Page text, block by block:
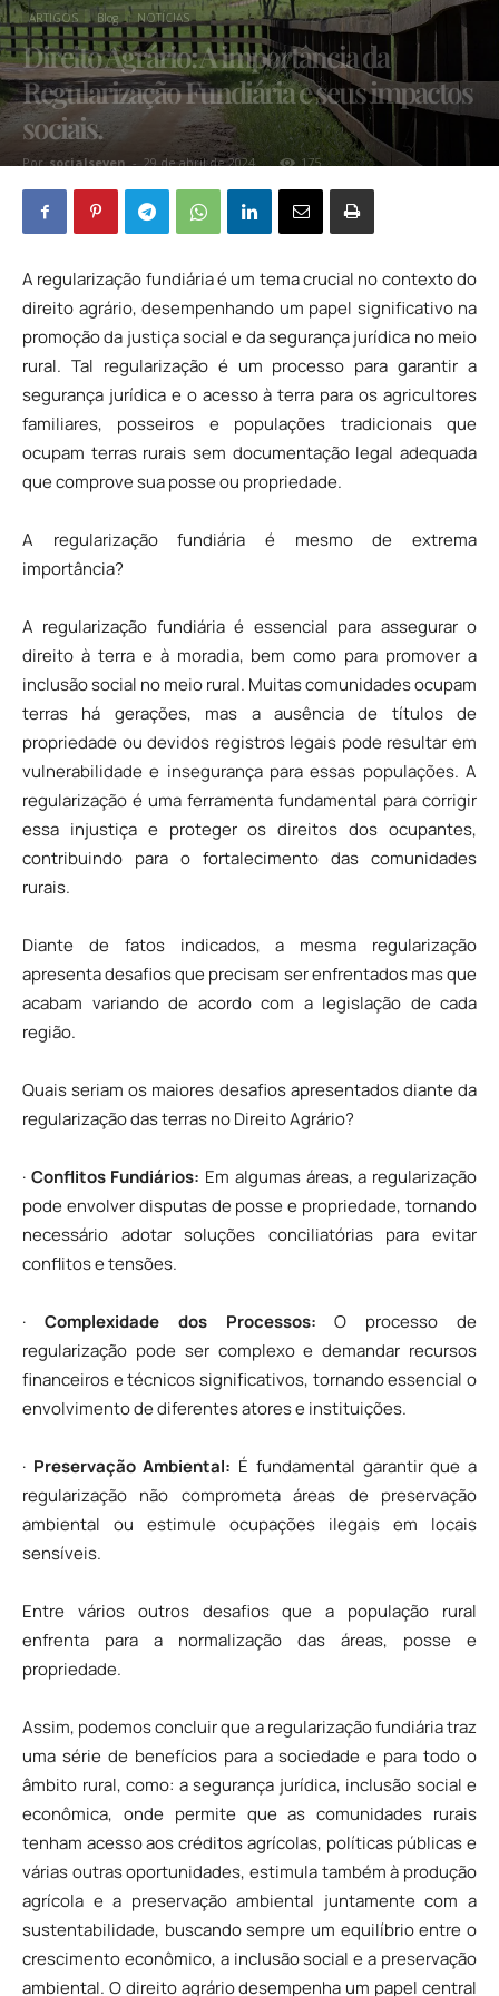
ARTIGOS Blog NOTÍCIAS
Direito Agrário: A importância da
Regularização Fundiária e seus impactos
sociais.
Por socialseven - 29 de abril de 2024 175
A regularização fundiária é um tema crucial no contexto do
direito agrário, desempenhando um papel significativo na
promoção da justiça social e da segurança jurídica no meio
rural. Tal regularização é um processo para garantir a
segurança jurídica e o acesso à terra para os agricultores
familiares, posseiros e populações tradicionais que
ocupam terras rurais sem documentação legal adequada
que comprove sua posse ou propriedade.
A regularização fundiária é mesmo de extrema
importância?
A regularização fundiária é essencial para assegurar o
direito à terra e à moradia, bem como para promover a
inclusão social no meio rural. Muitas comunidades ocupam
terras há gerações, mas a ausência de títulos de
propriedade ou devidos registros legais pode resultar em
vulnerabilidade e insegurança para essas populações. A
regularização é uma ferramenta fundamental para corrigir
essa injustiça e proteger os direitos dos ocupantes,
contribuindo para o fortalecimento das comunidades
rurais.
Diante de fatos indicados, a mesma regularização
apresenta desafios que precisam ser enfrentados mas que
acabam variando de acordo com a legislação de cada
região.
Quais seriam os maiores desafios apresentados diante da
regularização das terras no Direito Agrário?
· Conflitos Fundiários: Em algumas áreas, a regularização
pode envolver disputas de posse e propriedade, tornando
necessário adotar soluções conciliatórias para evitar
conflitos e tensões.
· Complexidade dos Processos: O processo de
regularização pode ser complexo e demandar recursos
financeiros e técnicos significativos, tornando essencial o
envolvimento de diferentes atores e instituições.
· Preservação Ambiental: É fundamental garantir que a
regularização não comprometa áreas de preservação
ambiental ou estimule ocupações ilegais em locais
sensíveis.
Entre vários outros desafios que a população rural
enfrenta para a normalização das áreas, posse e
propriedade.
Assim, podemos concluir que a regularização fundiária traz
uma série de benefícios para a sociedade e para todo o
âmbito rural, como: a segurança jurídica, inclusão social e
econômica, onde permite que as comunidades rurais
tenham acesso aos créditos agrícolas, políticas públicas e
várias outras oportunidades, estimula também à produção
agrícola e a preservação ambiental juntamente com a
sustentabilidade, buscando sempre um equilíbrio entre o
crescimento econômico, a inclusão social e a preservação
ambiental. O direito agrário desempenha um papel central